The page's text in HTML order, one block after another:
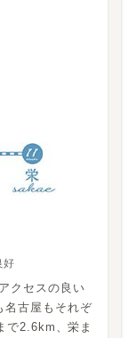
好
クセスの良い
名古屋もそれぞ
で2.6km、栄ま